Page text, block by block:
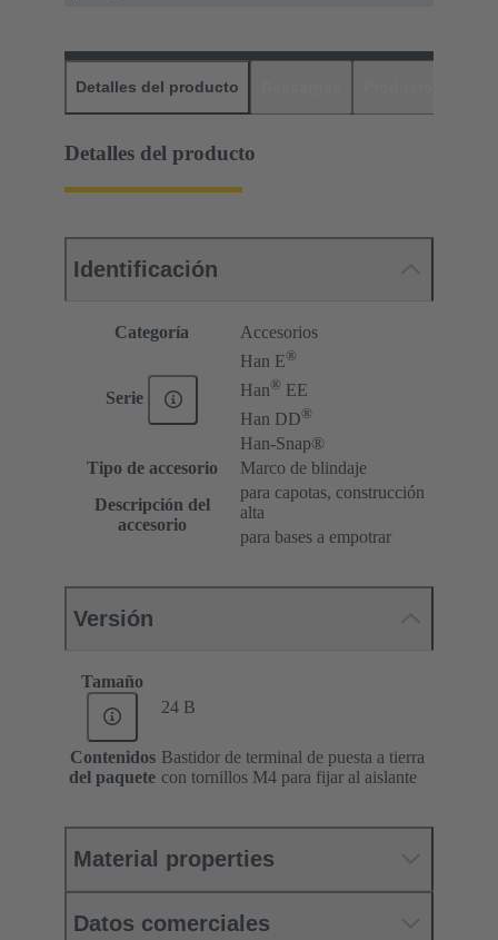
Detalles del producto
Detalles del producto
Identificación
Categoría Accesorios
Serie
Han E®
Han® EE
Han DD®
Han-Snap®
Tipo de accesorio
Marco de blindaje
Descripción del
accesorio
para capotas, construcción
alta
para bases a empotrar
Versión
Tamaño
24 B
Contenidos
del paquete
Bastidor de terminal de puesta a tierra
con tornillos M4 para fijar al aislante
Material properties
Datos comerciales